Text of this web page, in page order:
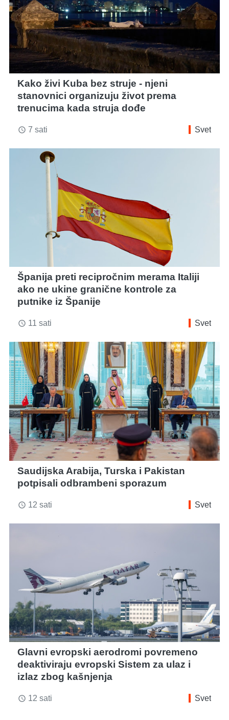
Kako živi Kuba bez struje - njeni
stanovnici organizuju život prema
trenucima kada struja dođe
access_time 7 sati Svet
Španija preti recipročnim merama Italiji
ako ne ukine granične kontrole za
putnike iz Španije
access_time 11 sati Svet
Saudijska Arabija, Turska i Pakistan
potpisali odbrambeni sporazum
access_time 12 sati Svet
Glavni evropski aerodromi povremeno
deaktiviraju evropski Sistem za ulaz i
izlaz zbog kašnjenja
access_time 12 sati Svet